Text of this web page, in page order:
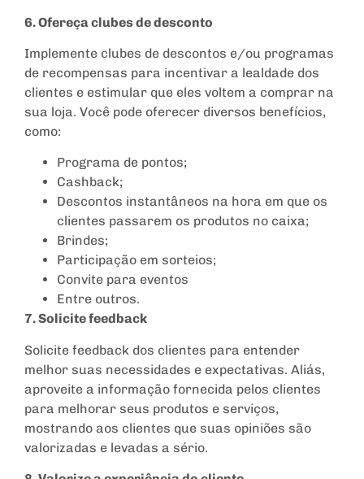
6. Ofereça clubes de desconto
Implemente clubes de descontos e/ou programas
de recompensas para incentivar a lealdade dos
clientes e estimular que eles voltem a comprar na
sua loja. Você pode oferecer diversos benefícios,
como:
Programa de pontos;
Cashback;
Descontos instantâneos na hora em que os
clientes passarem os produtos no caixa;
Brindes;
Participação em sorteios;
Convite para eventos
Entre outros.
7. Solicite feedback
Solicite feedback dos clientes para entender
melhor suas necessidades e expectativas. Aliás,
aproveite a informação fornecida pelos clientes
para melhorar seus produtos e serviços,
mostrando aos clientes que suas opiniões são
valorizadas e levadas a sério.